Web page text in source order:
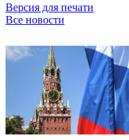
Версия для печати
Все новости